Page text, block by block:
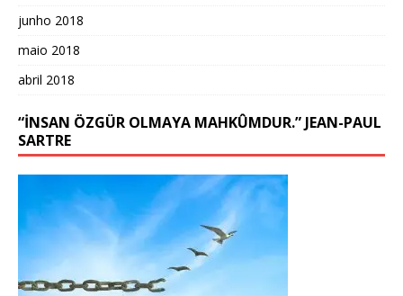
junho 2018
maio 2018
abril 2018
“İNSAN ÖZGÜR OLMAYA MAHKÛMDUR.” JEAN-PAUL
SARTRE